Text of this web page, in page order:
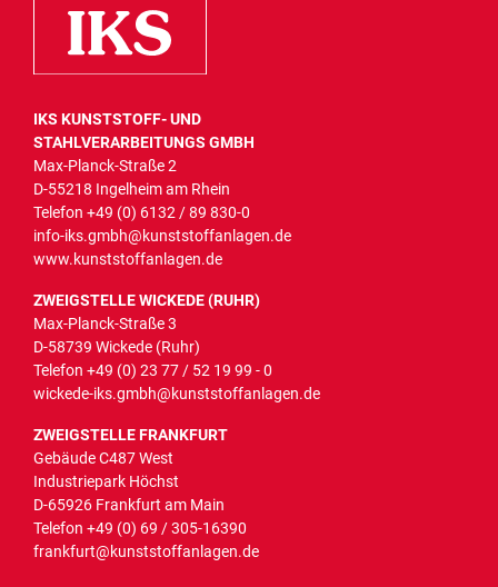
IKS KUNSTSTOFF- UND
STAHLVERARBEITUNGS GMBH
Max-Planck-Straße 2
D-55218 Ingelheim am Rhein
Telefon +49 (0) 6132 / 89 830-0
info-iks.gmbh@kunststoffanlagen.de
www.kunststoffanlagen.de
ZWEIGSTELLE WICKEDE (RUHR)
Max-Planck-Straße 3
D-58739 Wickede (Ruhr)
Telefon +49 (0) 23 77 / 52 19 99 - 0
wickede-iks.gmbh@kunststoffanlagen.de
ZWEIGSTELLE FRANKFURT
Gebäude C487 West
Industriepark Höchst
D-65926 Frankfurt am Main
Telefon +49 (0) 69 / 305-16390
frankfurt@kunststoffanlagen.de